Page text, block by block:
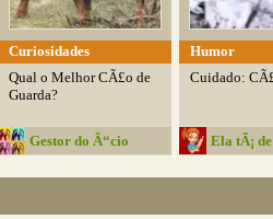
Curiosidades
Qual o Melhor CÃ£o de
Guarda?
Gestor do Ã“cio
Humor
Cuidado:
Ela tÃ¡